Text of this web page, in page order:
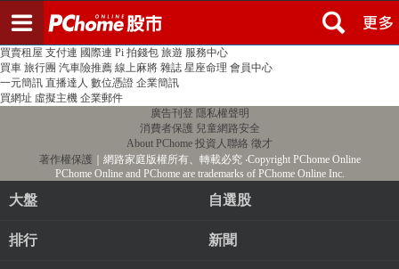
PChome首頁 線上購物 24h購物 書店
買賣租屋 支付連 國際連 Pi 拍錢包 旅遊 服務中心
買車 旅行團 汽車險推薦 線上麻將 雜誌 星座命理 會員中心
一元簡訊 直播達人 數位憑證 企業簡訊
買網址 虛擬主機 企業郵件
廣告刊登 隱私權聲明
消費者保護 兒童網路安全
About PChome 投資人聯絡 徵才
著作權保護 ｜網路家庭版權所有、轉載必究‧Copyright PChome Online
PChome Online and PChome are trademarks of PChome Online Inc.
大盤 自選股
排行 新聞